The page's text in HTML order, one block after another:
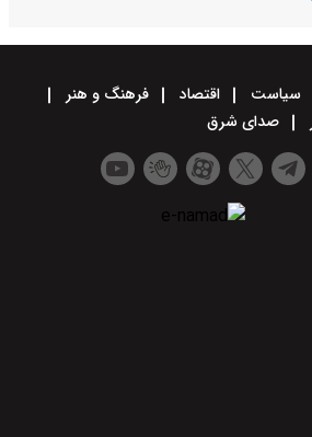
سیاست اقتصاد
فرهنگ و هنر
صدای شرق